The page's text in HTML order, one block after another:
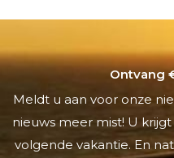
Ontvang
Meldt u aan voor onze
nieuws meer mist! U
volgende vakantie. En